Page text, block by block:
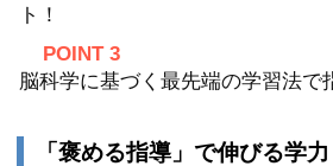
ト！
POINT 3
脳科学に基づく最先端の学習法で
「褒める指導」で伸びる学